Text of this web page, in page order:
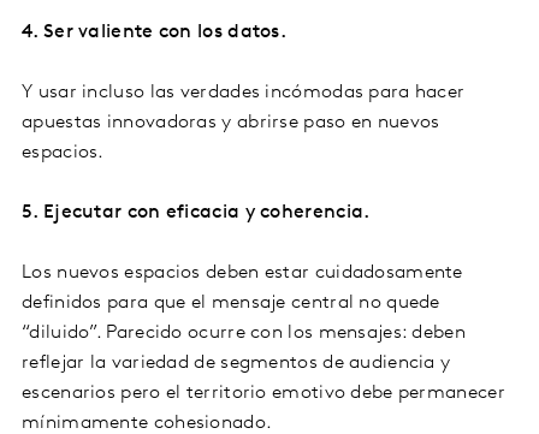
4. Ser valiente con los datos.
Y usar incluso las verdades incómodas para hacer
apuestas innovadoras y abrirse paso en nuevos
espacios.
5. Ejecutar con eficacia y coherencia.
Los nuevos espacios deben estar cuidadosamente
definidos para que el mensaje central no quede
“diluido”. Parecido ocurre con los mensajes: deben
reflejar la variedad de segmentos de audiencia y
escenarios pero el territorio emotivo debe permanecer
mínimamente cohesionado.